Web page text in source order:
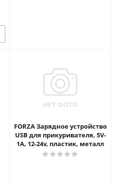
FORZA Зарядное устройство
USB для прикуривателя, 5V-
1A, 12-24v, пластик, металл